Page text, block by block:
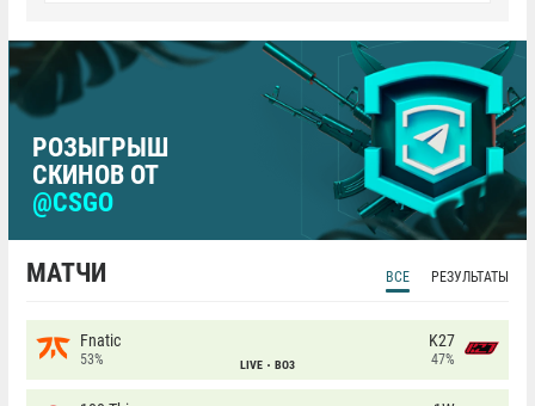
РОЗЫГРЫШ
СКИНОВ ОТ
@CSGO
МАТЧИ ВСЕ РЕЗУЛЬТАТЫ
Fnatic
53% LIVE BO3
K27
47%